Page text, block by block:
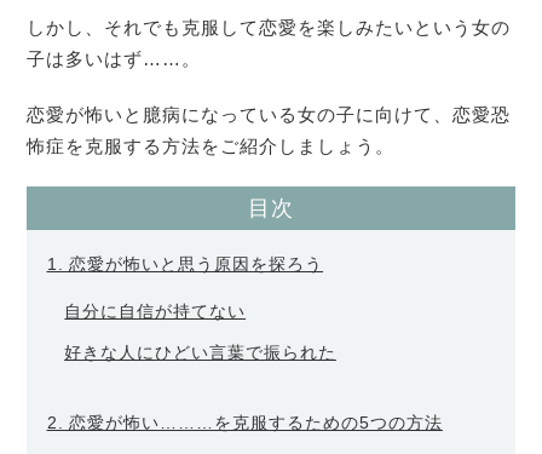
しかし、それでも克服して恋愛を楽しみたいという女の
子は多いはず……。
恋愛が怖いと臆病になっている女の子に向けて、恋愛恐
怖症を克服する方法をご紹介しましょう。
目次
1. 恋愛が怖いと思う原因を探ろう
自分に自信が持てない
好きな人にひどい言葉で振られた
2. 恋愛が怖い………を克服するための5つの方法